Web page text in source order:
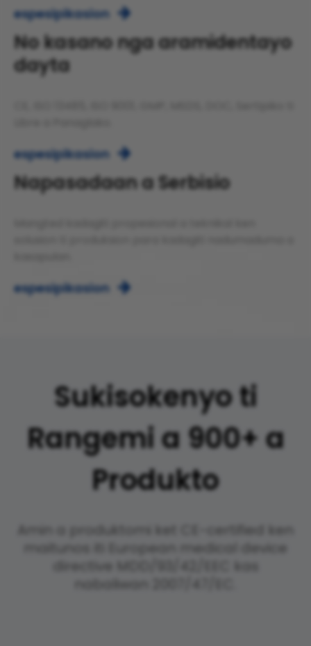
espesipikasion 
No kasano nga aramidentayo
dayta
espesipikasion 
Napasadaan a Serbisio
espesipikasion 
Sukisokenyo ti
Rangemi a 900+ a
Produkto
Amin a produktomi ket CE-certified ken
maitunos iti European medical device
directive MDD/93/42/EEC kas
nabaliwan 2007/47/EC.